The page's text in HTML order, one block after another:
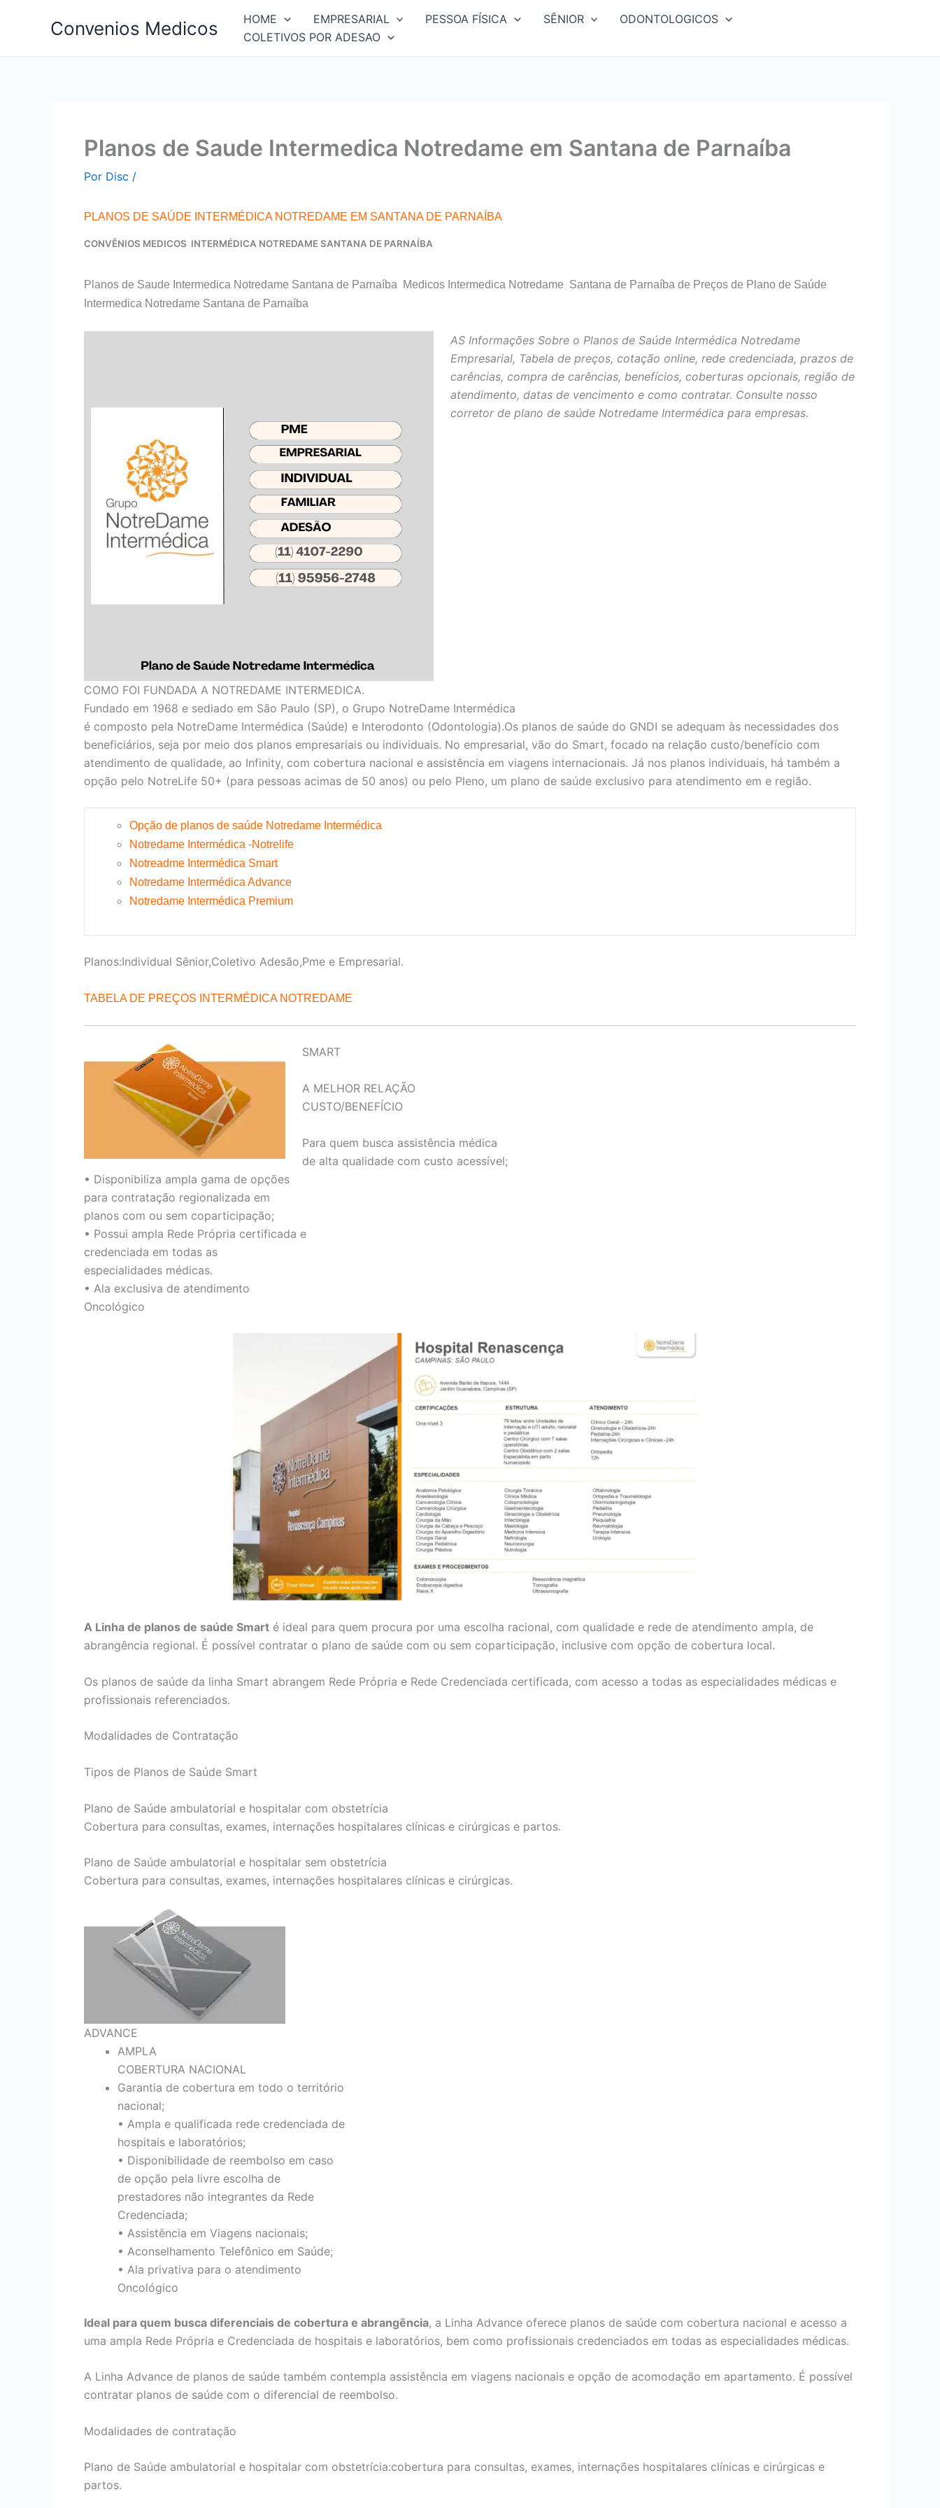
Convenios Medicos HOME EMPRESARIAL PESSOA FÍSICA SÊNIOR
ODONTOLOGICOS
COLETIVOS POR ADESAO
Planos de Saude Intermedica Notredame em Santana de Parnaíba
Por Disc /
PLANOS DE SAÚDE INTERMÉDICA NOTREDAME EM SANTANA DE PARNAÍBA
CONVÊNIOS MEDICOS INTERMÉDICA NOTREDAME SANTANA DE PARNAÍBA
Planos de Saude Intermedica Notredame Santana de Parnaíba Medicos Intermedica Notredame Santana de Parnaíba de Preços de Plano de Saúde
Intermedica Notredame Santana de Parnaíba
AS Informações Sobre o Planos de Saúde Intermédica Notredame
Empresarial, Tabela de preços, cotação online, rede credenciada, prazos de
carências, compra de carências, benefícios, coberturas opcionais, região de
atendimento, datas de vencimento e como contratar. Consulte nosso
corretor de plano de saúde Notredame Intermédica para empresas.
COMO FOI FUNDADA A NOTREDAME INTERMEDICA.
Fundado em 1968 e sediado em São Paulo (SP), o Grupo NotreDame Intermédica
é composto pela NotreDame Intermédica (Saúde) e Interodonto (Odontologia).Os planos de saúde do GNDI se adequam às necessidades dos
beneficiários, seja por meio dos planos empresariais ou individuais. No empresarial, vão do Smart, focado na relação custo/benefício com
atendimento de qualidade, ao Infinity, com cobertura nacional e assistência em viagens internacionais. Já nos planos individuais, há também a
opção pelo NotreLife 50+ (para pessoas acimas de 50 anos) ou pelo Pleno, um plano de saúde exclusivo para atendimento em e região.
Opção de planos de saúde Notredame Intermédica
Notredame Intermédica -Notrelife
Notreadme Intermédica Smart
Notredame Intermédica Advance
Notredame Intermédica Premium
Planos:Individual Sênior,Coletivo Adesão,Pme e Empresarial.
TABELA DE PREÇOS INTERMÉDICA NOTREDAME
SMART
A MELHOR RELAÇÃO
CUSTO/BENEFÍCIO
Para quem busca assistência médica
de alta qualidade com custo acessível;
• Disponibiliza ampla gama de opções
para contratação regionalizada em
planos com ou sem coparticipação;
• Possui ampla Rede Própria certificada e
credenciada em todas as
especialidades médicas.
• Ala exclusiva de atendimento
Oncológico
A Linha de planos de saúde Smart é ideal para quem procura por uma escolha racional, com qualidade e rede de atendimento ampla, de
abrangência regional. É possível contratar o plano de saúde com ou sem coparticipação, inclusive com opção de cobertura local.
Os planos de saúde da linha Smart abrangem Rede Própria e Rede Credenciada certificada, com acesso a todas as especialidades médicas e
profissionais referenciados.
Modalidades de Contratação
Tipos de Planos de Saúde Smart
Plano de Saúde ambulatorial e hospitalar com obstetrícia
Cobertura para consultas, exames, internações hospitalares clínicas e cirúrgicas e partos.
Plano de Saúde ambulatorial e hospitalar sem obstetrícia
Cobertura para consultas, exames, internações hospitalares clínicas e cirúrgicas.
ADVANCE
AMPLA
COBERTURA NACIONAL
Garantia de cobertura em todo o território
nacional;
• Ampla e qualificada rede credenciada de
hospitais e laboratórios;
• Disponibilidade de reembolso em caso
de opção pela livre escolha de
prestadores não integrantes da Rede
Credenciada;
• Assistência em Viagens nacionais;
• Aconselhamento Telefônico em Saúde;
• Ala privativa para o atendimento
Oncológico
Ideal para quem busca diferenciais de cobertura e abrangência, a Linha Advance oferece planos de saúde com cobertura nacional e acesso a
uma ampla Rede Própria e Credenciada de hospitais e laboratórios, bem como profissionais credenciados em todas as especialidades médicas.
A Linha Advance de planos de saúde também contempla assistência em viagens nacionais e opção de acomodação em apartamento. É possível
contratar planos de saúde com o diferencial de reembolso.
Modalidades de contratação
Plano de Saúde ambulatorial e hospitalar com obstetrícia:cobertura para consultas, exames, internações hospitalares clínicas e cirúrgicas e
partos.